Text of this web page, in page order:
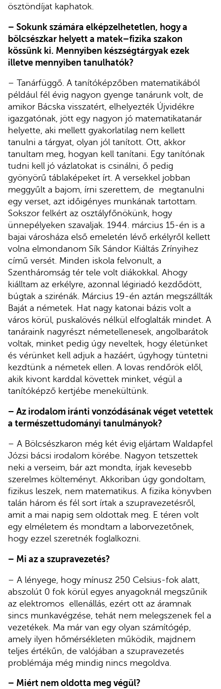
ösztöndíjat kaphatok.
– Sokunk számára elképzelhetetlen, hogy a
bölcsészkar helyett a matek–fizika szakon
kössünk ki. Mennyiben készségtárgyak ezek
illetve mennyiben tanulhatók?
– Tanárfüggő. A tanítóképzőben matematikából
például fél évig nagyon gyenge tanárunk volt, de
amikor Bácska visszatért, elhelyezték Újvidékre
igazgatónak, jött egy nagyon jó matematikatanár
helyette, aki mellett gyakorlatilag nem kellett
tanulni a tárgyat, olyan jól tanított. Ott, akkor
tanultam meg, hogyan kell tanítani. Egy tanítónak
tudni kell jó vázlatokat is csinálni, ő pedig
gyönyörű táblaképeket írt. A versekkel jobban
meggyűlt a bajom, írni szerettem, de megtanulni
egy verset, azt időigényes munkának tartottam.
Sokszor felkért az osztályfőnökünk, hogy
ünnepélyeken szavaljak. 1944. március 15-én is a
bajai városháza első emeletén lévő erkélyről kellett
volna elmondanom Sík Sándor Kiáltás Zrínyihez
című versét. Minden iskola felvonult, a
Szentháromság tér tele volt diákokkal. Ahogy
kiálltam az erkélyre, azonnal légiriadó kezdődött,
búgtak a szirénák. Március 19-én aztán megszállták
Baját a németek. Hat nagy katonai bázis volt a
város körül, puskalövés nélkül elfoglalták mindet. A
tanáraink nagyrészt németellenesek, angolbarátok
voltak, minket pedig úgy neveltek, hogy életünket
és vérünket kell adjuk a hazáért, úgyhogy tüntetni
kezdtünk a németek ellen. A lovas rendőrök elől,
akik kivont karddal követtek minket, végül a
tanítóképző kertjébe menekültünk.
– Az irodalom iránti vonzódásának véget vetettek
a természettudományi tanulmányok?
– A Bölcsészkaron még két évig eljártam Waldapfel
Józsi bácsi irodalom körébe. Nagyon tetszettek
neki a verseim, bár azt mondta, írjak kevesebb
szerelmes költeményt. Akkoriban úgy gondoltam,
fizikus leszek, nem matematikus. A fizika könyvben
talán három és fél sort írtak a szupravezetésről,
amit a mai napig sem oldottak meg. E téren volt
egy elméletem és mondtam a laborvezetőnek,
hogy ezzel szeretnék foglalkozni.
– Mi az a szupravezetés?
– A lényege, hogy mínusz 250 Celsius-fok alatt,
abszolút 0 fok körül egyes anyagoknál megszűnik
az elektromos ellenállás, ezért ott az áramnak
sincs munkavégzése, tehát nem melegszenek fel a
vezetékek. Ma már van egy olyan számítógép,
amely ilyen hőmérsékleten működik, majdnem
teljes értékűn, de valójában a szupravezetés
problémája még mindig nincs megoldva.
– Miért nem oldotta meg végül?